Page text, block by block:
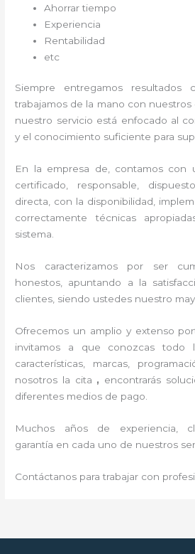
Ahorrar tiempo
Experiencia
Rentabilidad
etc
Siempre entregamos resultados
trabajamos de la mano con
nuestro servicio está enfocado al
y el conocimiento suficiente para
En la empresa de , contamos con
certificado, responsable,
directa, con la disponibilidad,
correctamente técnicas
sistema.
Nos caracterizamos por ser
honestos, apuntando a la
clientes, siendo ustedes nuestro
Ofrecemos un amplio y extenso
invitamos a que conozcas todo
características, marcas,
nosotros la cita , encontrarás
diferentes medios de pago.
Muchos años de experiencia,
garantía en cada uno de nuestros
Contáctanos para trabajar con